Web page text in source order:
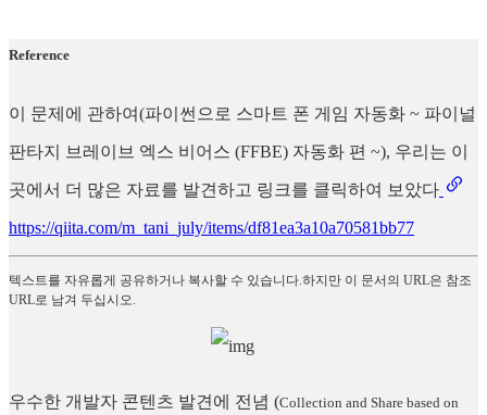
Reference
이 문제에 관하여(파이썬으로 스마트 폰 게임 자동화 ~ 파이널
판타지 브레이브 엑스 비어스 (FFBE) 자동화 편 ~), 우리는 이
곳에서 더 많은 자료를 발견하고 링크를 클릭하여 보았다
https://qiita.com/m_tani_july/items/df81ea3a10a70581bb77
텍스트를 자유롭게 공유하거나 복사할 수 있습니다.하지만 이 문서의 URL은 참조
URL로 남겨 두십시오.
우수한 개발자 콘텐츠 발견에 전념 (Collection and Share based on